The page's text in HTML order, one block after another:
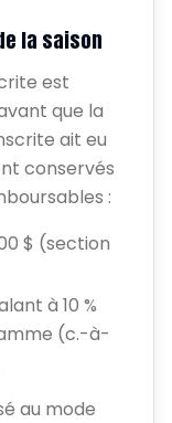
la saison
est
que la
ait eu
conservés
:
$ (section
à 10 %
(c.-à-
au mode